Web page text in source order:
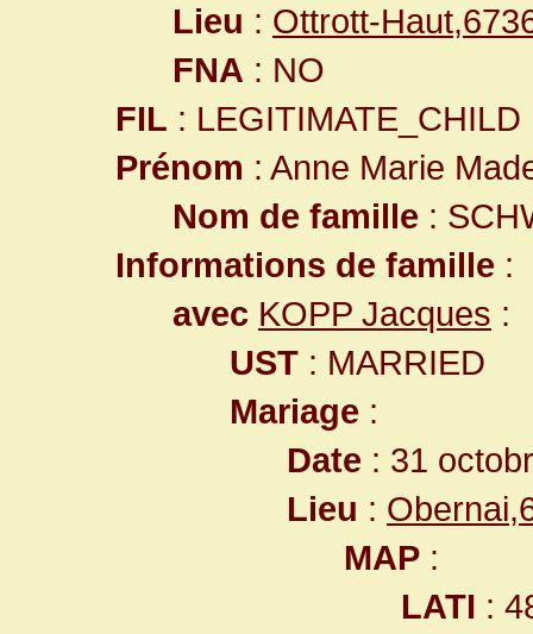
Lieu : Ottrott-
FNA : NO
FIL : LEGITIMATE_CHILD
Prénom : Anne Marie
Nom de famille :
Informations de famille :
avec KOPP Jacques :
UST : MARRIED
Mariage :
Date : 31
Lieu :
MAP :
LATI :